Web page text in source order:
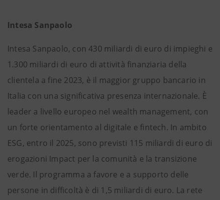
Intesa Sanpaolo
Intesa Sanpaolo, con 430 miliardi di euro di impieghi e
1.300 miliardi di euro di attività finanziaria della
clientela a fine 2023, è il maggior gruppo bancario in
Italia con una significativa presenza internazionale. È
leader a livello europeo nel wealth management, con
un forte orientamento al digitale e fintech. In ambito
ESG, entro il 2025, sono previsti 115 miliardi di euro di
erogazioni Impact per la comunità e la transizione
verde. Il programma a favore e a supporto delle
persone in difficoltà è di 1,5 miliardi di euro. La rete